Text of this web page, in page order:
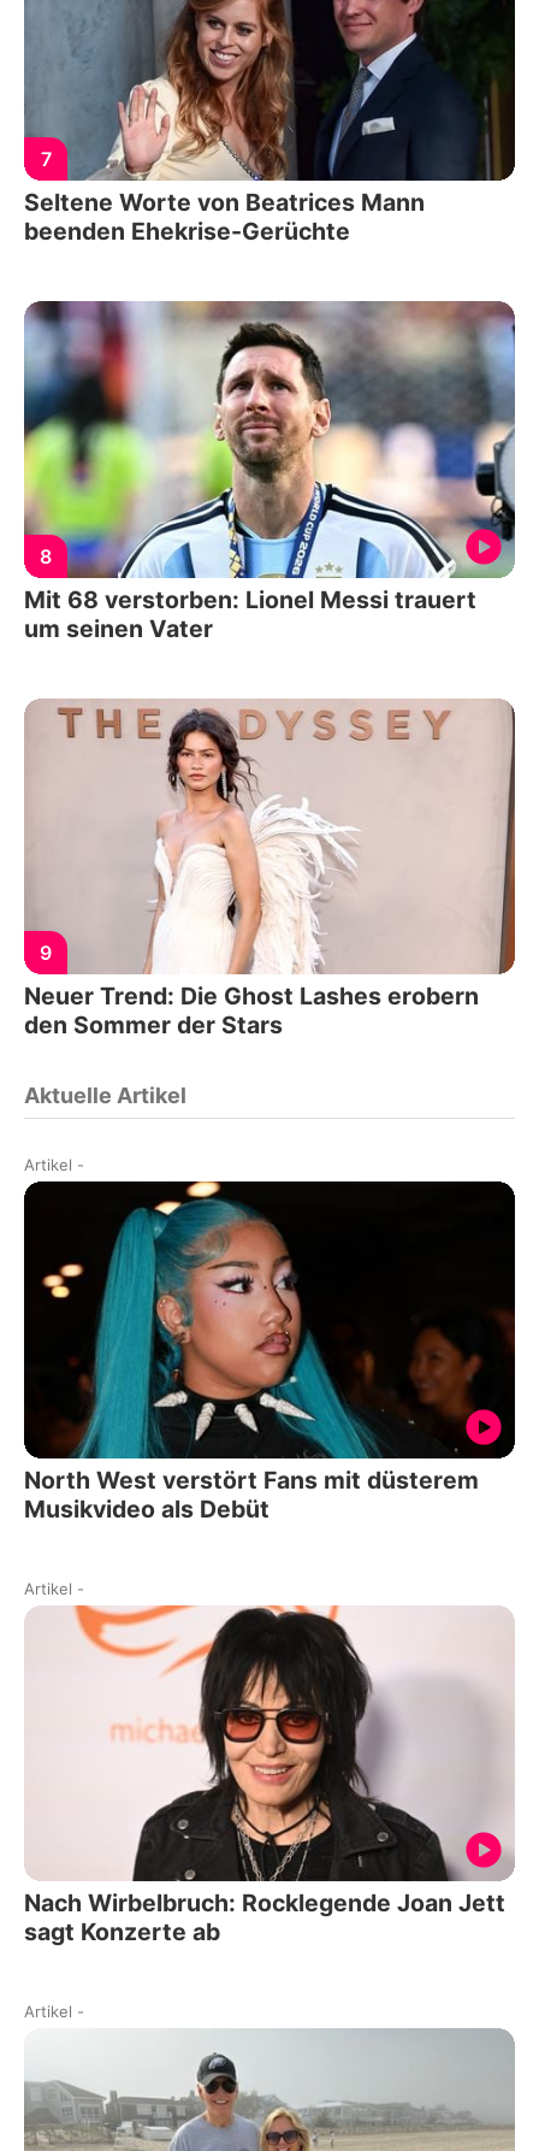
7
Seltene Worte von Beatrices Mann
beenden Ehekrise-Gerüchte
8
Mit 68 verstorben: Lionel Messi trauert
um seinen Vater
9
Neuer Trend: Die Ghost Lashes erobern
den Sommer der Stars
Aktuelle Artikel
Artikel -
North West verstört Fans mit düsterem
Musikvideo als Debüt
Artikel -
Nach Wirbelbruch: Rocklegende Joan Jett
sagt Konzerte ab
Artikel -